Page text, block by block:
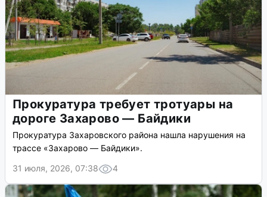
Прокуратура требует тротуары на
дороге Захарово — Байдики
Прокуратура Захаровского района нашла нарушения на
трассе «Захарово — Байдики».
31 июля, 2026, 07:38
4